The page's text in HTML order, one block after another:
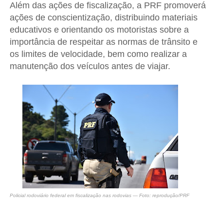
Além das ações de fiscalização, a PRF promoverá
ações de conscientização, distribuindo materiais
educativos e orientando os motoristas sobre a
importância de respeitar as normas de trânsito e
os limites de velocidade, bem como realizar a
manutenção dos veículos antes de viajar.
Policial rodoviário federal em fiscalização nas rodovias — Foto: reprodução/PRF